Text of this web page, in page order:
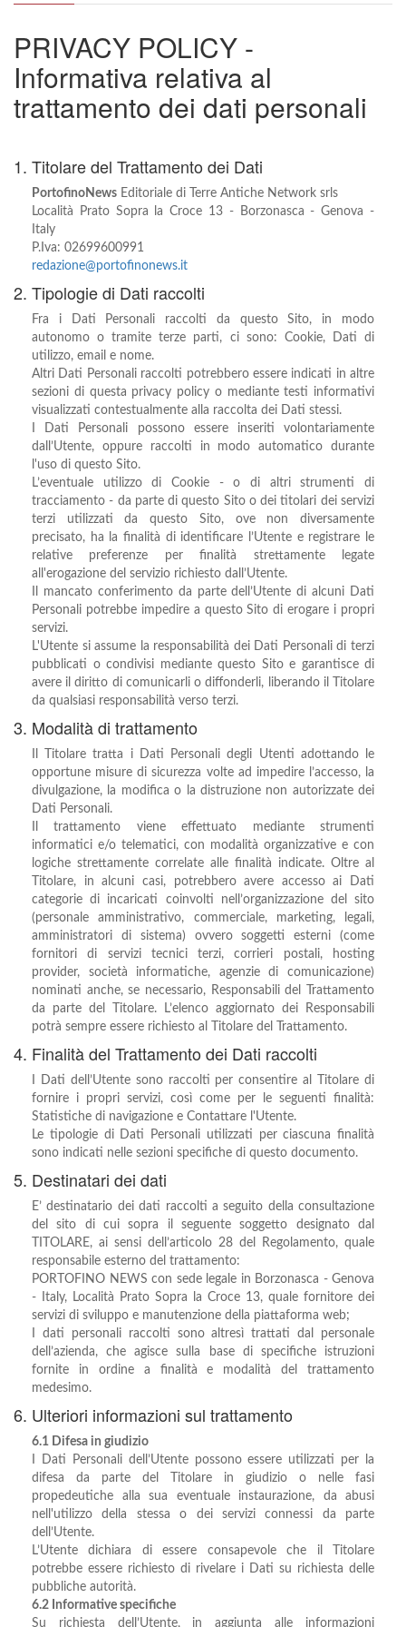
PRIVACY POLICY -
Informativa relativa al
trattamento dei dati personali
1. Titolare del Trattamento dei Dati
PortofinoNews Editoriale di Terre Antiche Network srls
Località Prato Sopra la Croce 13 - Borzonasca - Genova -
Italy
P.Iva: 02699600991
redazione@portofinonews.it
2. Tipologie di Dati raccolti
Fra i Dati Personali raccolti da questo Sito, in modo
autonomo o tramite terze parti, ci sono: Cookie, Dati di
utilizzo, email e nome.
Altri Dati Personali raccolti potrebbero essere indicati in altre
sezioni di questa privacy policy o mediante testi informativi
visualizzati contestualmente alla raccolta dei Dati stessi.
I Dati Personali possono essere inseriti volontariamente
dall’Utente, oppure raccolti in modo automatico durante
l'uso di questo Sito.
L’eventuale utilizzo di Cookie - o di altri strumenti di
tracciamento - da parte di questo Sito o dei titolari dei servizi
terzi utilizzati da questo Sito, ove non diversamente
precisato, ha la finalità di identificare l’Utente e registrare le
relative preferenze per finalità strettamente legate
all'erogazione del servizio richiesto dall’Utente.
Il mancato conferimento da parte dell’Utente di alcuni Dati
Personali potrebbe impedire a questo Sito di erogare i propri
servizi.
L'Utente si assume la responsabilità dei Dati Personali di terzi
pubblicati o condivisi mediante questo Sito e garantisce di
avere il diritto di comunicarli o diffonderli, liberando il Titolare
da qualsiasi responsabilità verso terzi.
3. Modalità di trattamento
Il Titolare tratta i Dati Personali degli Utenti adottando le
opportune misure di sicurezza volte ad impedire l’accesso, la
divulgazione, la modifica o la distruzione non autorizzate dei
Dati Personali.
Il trattamento viene effettuato mediante strumenti
informatici e/o telematici, con modalità organizzative e con
logiche strettamente correlate alle finalità indicate. Oltre al
Titolare, in alcuni casi, potrebbero avere accesso ai Dati
categorie di incaricati coinvolti nell’organizzazione del sito
(personale amministrativo, commerciale, marketing, legali,
amministratori di sistema) ovvero soggetti esterni (come
fornitori di servizi tecnici terzi, corrieri postali, hosting
provider, società informatiche, agenzie di comunicazione)
nominati anche, se necessario, Responsabili del Trattamento
da parte del Titolare. L’elenco aggiornato dei Responsabili
potrà sempre essere richiesto al Titolare del Trattamento.
4. Finalità del Trattamento dei Dati raccolti
I Dati dell’Utente sono raccolti per consentire al Titolare di
fornire i propri servizi, così come per le seguenti finalità:
Statistiche di navigazione e Contattare l'Utente.
Le tipologie di Dati Personali utilizzati per ciascuna finalità
sono indicati nelle sezioni specifiche di questo documento.
5. Destinatari dei dati
E’ destinatario dei dati raccolti a seguito della consultazione
del sito di cui sopra il seguente soggetto designato dal
TITOLARE, ai sensi dell’articolo 28 del Regolamento, quale
responsabile esterno del trattamento:
PORTOFINO NEWS con sede legale in Borzonasca - Genova
- Italy, Località Prato Sopra la Croce 13, quale fornitore dei
servizi di sviluppo e manutenzione della piattaforma web;
I dati personali raccolti sono altresì trattati dal personale
dell’azienda, che agisce sulla base di specifiche istruzioni
fornite in ordine a finalità e modalità del trattamento
medesimo.
6. Ulteriori informazioni sul trattamento
6.1 Difesa in giudizio
I Dati Personali dell’Utente possono essere utilizzati per la
difesa da parte del Titolare in giudizio o nelle fasi
propedeutiche alla sua eventuale instaurazione, da abusi
nell'utilizzo della stessa o dei servizi connessi da parte
dell’Utente.
L’Utente dichiara di essere consapevole che il Titolare
potrebbe essere richiesto di rivelare i Dati su richiesta delle
pubbliche autorità.
6.2 Informative specifiche
Su richiesta dell’Utente, in aggiunta alle informazioni